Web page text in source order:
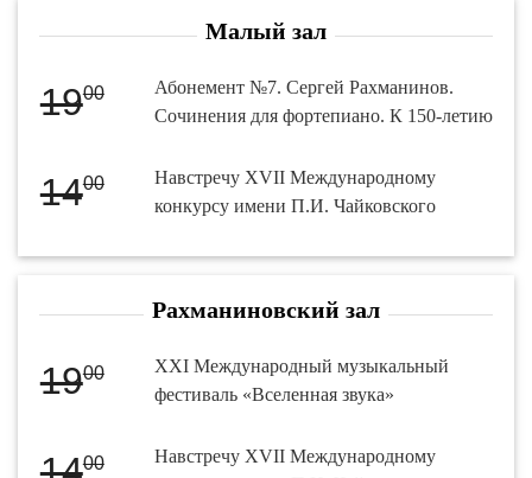
Малый зал
1900
Абонемент №7. Сергей Рахманинов.
Сочинения для фортепиано. К 150-летию
1400
Навстречу XVII Международному
конкурсу имени П.И. Чайковского
Рахманиновский зал
1900
XXI Международный музыкальный
фестиваль «Вселенная звука»
00
Навстречу XVII Международному